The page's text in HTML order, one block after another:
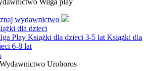
Wilga play
wydawnictwo
dla dzieci
Play Książki dla dzieci 3-5 lat Książki dla
6-8 lat